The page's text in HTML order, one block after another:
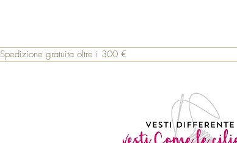
Spedizione gratuita oltre i 300 €